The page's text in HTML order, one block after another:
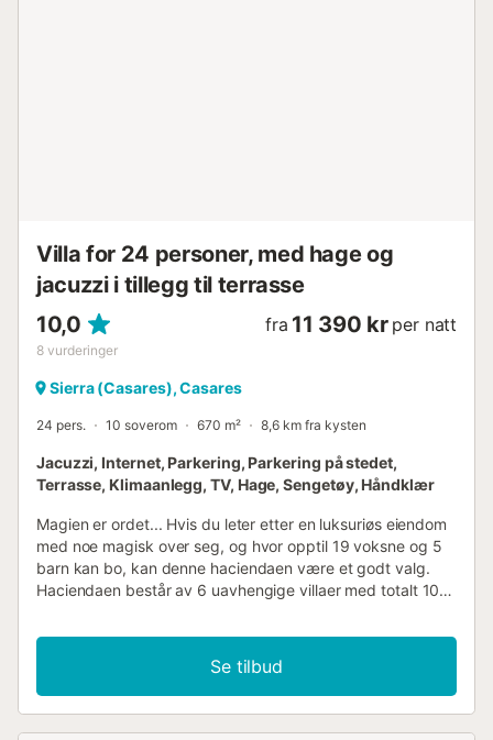
i et rolig og fredelig miljø. Stuen er koselig og åpner ut mot
en romslig terrasse, det perfekte stedet for å nyte
utendørs bespisning, soling eller bare avslapning med en
Villa for 24 personer, med hage og
jacuzzi i tillegg til terrasse
10,0
8 vurderinger
fra 11 390 kr per natt
Sierra (Casares), Casares
24 pers. 10 soverom 670 m² 8,6 km fra kysten
Jacuzzi, Internet, Parkering, Parkering på stedet,
Terrasse, Klimaanlegg, TV, Hage, Sengetøy, Håndklær
Magien er ordet... Hvis du leter etter en luksuriøs eiendom
med noe magisk over seg, og hvor opptil 19 voksne og 5
barn kan bo, kan denne haciendaen være et godt valg.
Haciendaen består av 6 uavhengige villaer med totalt 10
Den har 2 svømmebassenger og en badstue for 10
personer. Beliggenhet og uteområde Denne haciendaen er
et fantastisk konsept av en sørafrikansk arkitekt som ble
forelsket i Andalucía og bestemte seg for å utvikle den
Se tilbud